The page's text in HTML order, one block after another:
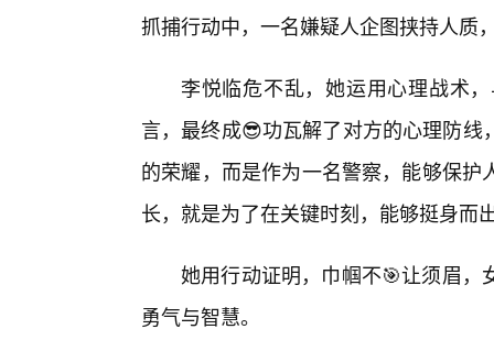
抓捕行动中，一名嫌疑人企图挟持人质
李悦临危不乱，她运用心理战术
言，最终成😎功瓦解了对方的心理防
的荣耀，而是作为一名警察，能够保
长，就是为了在关键时刻，能够挺身而
她用行动证明，巾帼不🎯让须眉，
勇气与智慧。